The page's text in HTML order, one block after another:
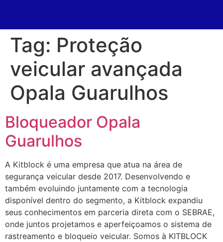
Tag: Proteção
veicular avançada
Opala Guarulhos
Bloqueador Opala
Guarulhos
A Kitblock é uma empresa que atua na área de
segurança veicular desde 2017. Desenvolvendo e
também evoluindo juntamente com a tecnologia
disponível dentro do segmento, a Kitblock expandiu
seus conhecimentos em parceria direta com o SEBRAE,
onde juntos projetamos e aperfeiçoamos o sistema de
rastreamento e bloqueio veicular. Somos à KITBLOCK